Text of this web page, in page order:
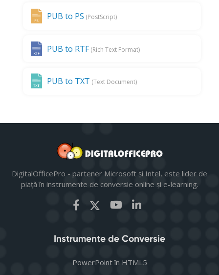
PUB to PS (PostScript)
PUB to RTF (Rich Text Format)
PUB to TXT (Text Document)
DigitalOfficePro - partener Microsoft și Intel, este lider de
piață în instrumente de conversie online și e-learning.
Instrumente de Conversie
PowerPoint în HTML5